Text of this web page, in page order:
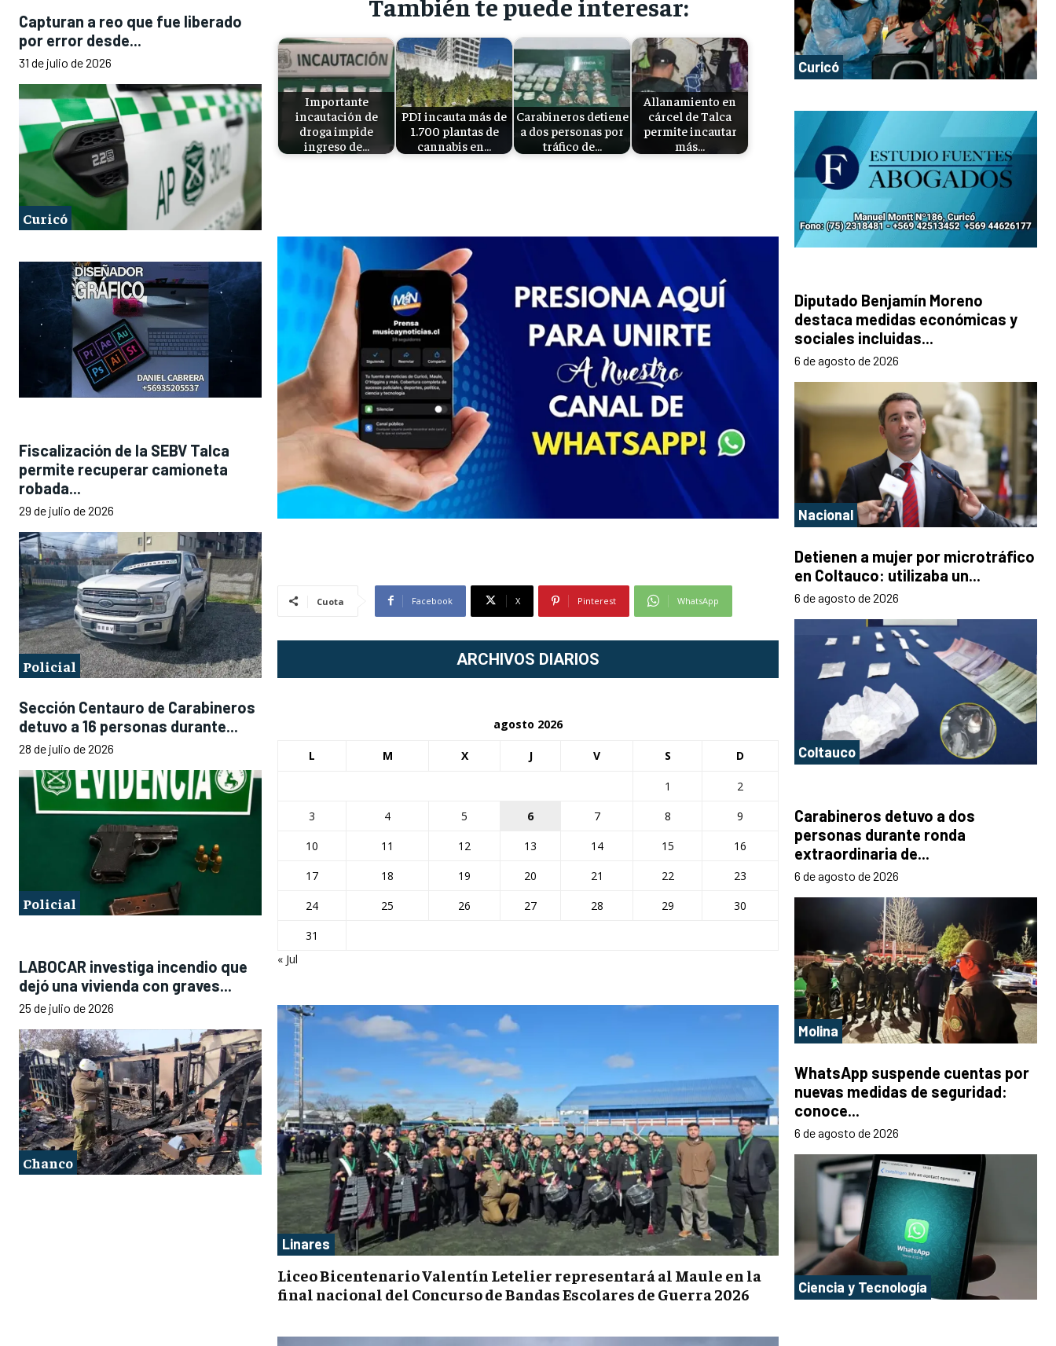
Capturan a reo que fue liberado
por error desde...
31 de julio de 2026
Curicó
Fiscalización de la SEBV Talca
permite recuperar camioneta
robada...
29 de julio de 2026
Policial
Sección Centauro de Carabineros
detuvo a 16 personas durante...
28 de julio de 2026
Policial
LABOCAR investiga incendio que
dejó una vivienda con graves...
25 de julio de 2026
Chanco
También te puede interesar:
Importante
incautación de
droga impide
ingreso de…
PDI incauta más de
1.700 plantas de
cannabis en…
Carabineros detiene
a dos personas por
tráfico de…
Allanamiento en
cárcel de Talca
permite incautar
más…
Cuota Facebook X Pinterest WhatsApp
ARCHIVOS DIARIOS
agosto 2026
L M X J V S D
1
2
3
4 5 6 7 8
9
10
11 12 13 14 15
16
17
18 19 20 21 22
23
24
25 26 27 28 29
30
31
« Jul
Linares
Liceo Bicentenario Valentín Letelier representará al Maule en la
final nacional del Concurso de Bandas Escolares de Guerra 2026
Curicó
Diputado Benjamín Moreno
destaca medidas económicas y
sociales incluidas...
6 de agosto de 2026
Nacional
Detienen a mujer por microtráfico
en Coltauco: utilizaba un...
6 de agosto de 2026
Coltauco
Carabineros detuvo a dos
personas durante ronda
extraordinaria de...
6 de agosto de 2026
Molina
WhatsApp suspende cuentas por
nuevas medidas de seguridad:
conoce...
6 de agosto de 2026
Ciencia y Tecnología